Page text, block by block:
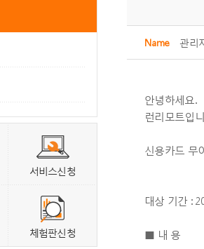
서비스신청
체험판신청
Name 관리
안녕하세요.
런리모트
신용카드 무
대상 기간 :
■ 내 용